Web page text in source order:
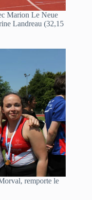
Marion Le Neue
Landreau (32,15
remporte le